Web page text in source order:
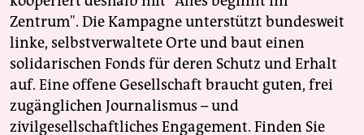
Zentrum". Die Kampagne unterstützt bundesweit
linke, selbstverwaltete Orte und baut einen
solidarischen Fonds für deren Schutz und Erhalt
auf. Eine offene Gesellschaft braucht guten, frei
zugänglichen Journalismus – und
zivilgesellschaftliches Engagement. Finden Sie